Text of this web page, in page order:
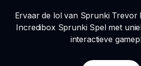
Ervaar de lol van Sprunki Trevor
Incredibox Sprunki Spel met
interactieve